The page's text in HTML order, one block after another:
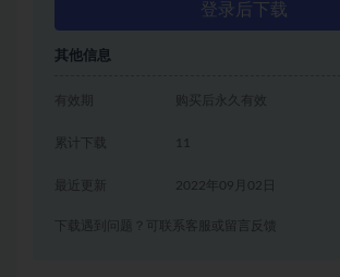
登录后下载
其他信息
有效期 购买后永久有效
累计下载 11
2022年09月02日
下载遇到问题？可联系客服或留言反馈